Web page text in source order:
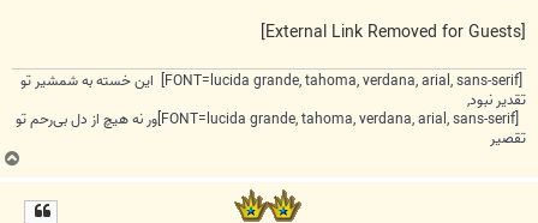
[External Link Removed for Guests]
[FONT=lucida grande, tahoma, verdana, arial, sans-serif] این خسته به شمشیر تو
تقدیر نبود,
[FONT=lucida grande, tahoma, verdana, arial, sans-serif]ور نه هیچ از دل بی‌رحم تو
تقصیر